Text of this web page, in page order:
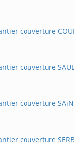
couverture
couverture
couverture
couverture